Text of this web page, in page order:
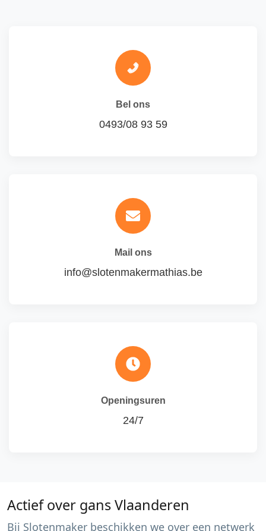
Bel ons
0493/08 93 59
Mail ons
info@slotenmakermathias.be
Openingsuren
24/7
Actief over gans Vlaanderen
Bij Slotenmaker beschikken we over een netwerk